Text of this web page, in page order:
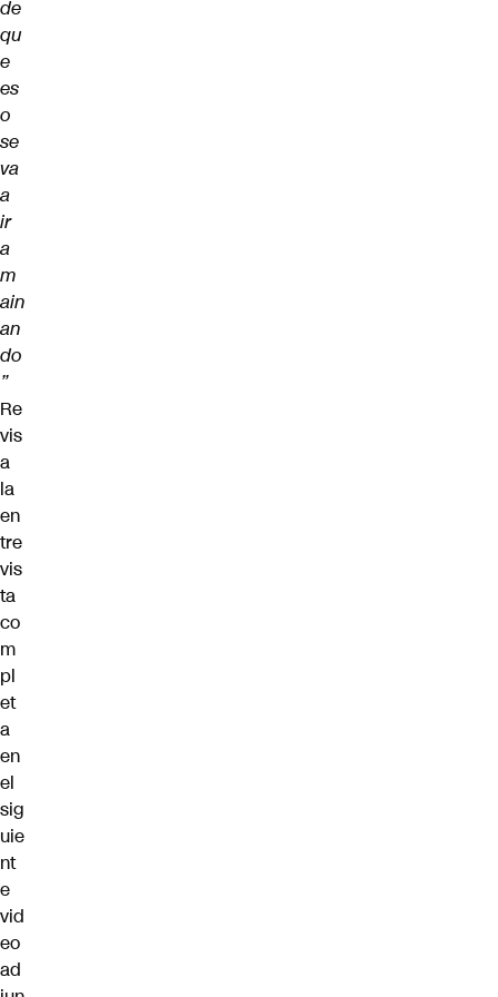
de
qu
e
es
o
se
va
a
ir
a
m
ain
an
do
”
Re
vis
a
la
en
tre
vis
ta
co
m
pl
et
a
en
el
sig
uie
nt
e
vid
eo
ad